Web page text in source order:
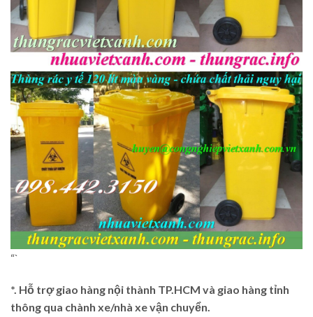
“`
*. Hỗ trợ giao hàng nội thành TP.HCM và giao hàng tỉnh
thông qua chành xe/nhà xe vận chuyển.